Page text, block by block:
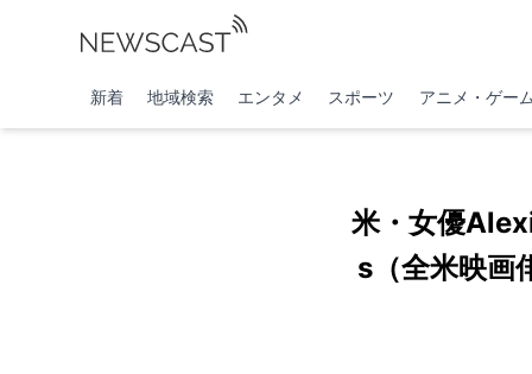
新着 地域検索 エンタメ スポーツ アニメ・ゲーム
米・女優
s（全米映画